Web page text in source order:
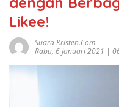
Likee!
Suara Kristen.com
Rabu, 6 Januari 2021 |